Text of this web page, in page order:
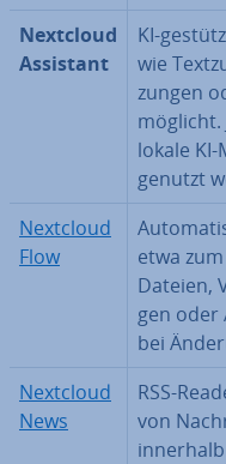
Nextcloud
Assistant
KI-
wie
zun­gen
mög­licht.
lokale
genutzt
Nextcloud
Flow
etwa
Dateien,
gen oder
bei
Nextcloud
News
RSS-
von